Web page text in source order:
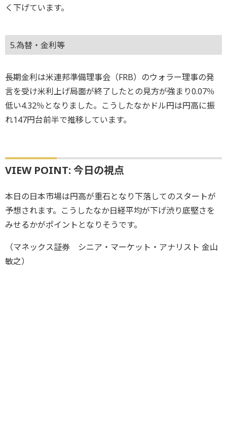
く下げています。
5.為替・金利等
長期金利は米連邦準備理事会（FRB）のウォラー理事の発
言を受け米利上げ局面が終了したとの見方が強まり0.07％
低い4.32％となりました。こうしたなかドル円は円高に振
れ147円台前半で推移しています。
VIEW POINT: 今日の視点
本日の日本市場は円高が重石となり下落してのスタートが
予想されます。こうしたなか日経平均が下げ渋り底堅さを
みせるかがポイントとなりそうです。
（マネックス証券 シニア・マーケット・アナリスト 金山
敏之）